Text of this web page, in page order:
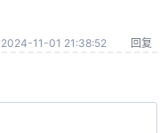
2024-11-01 21:38:52 回复